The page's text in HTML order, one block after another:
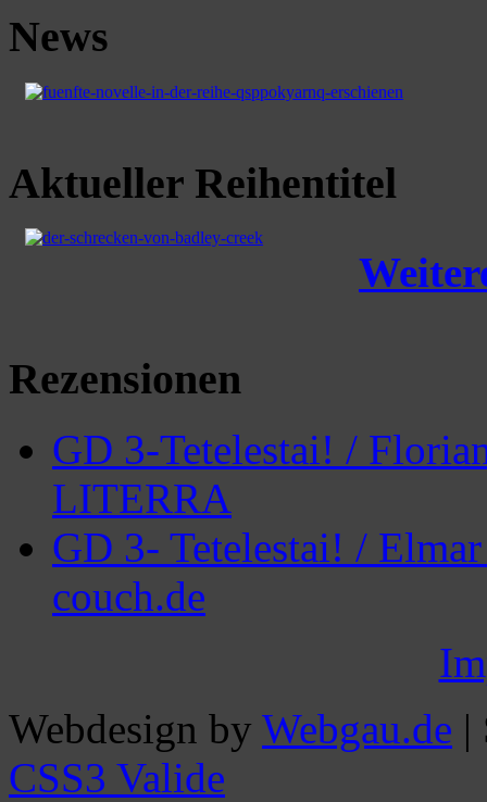
News
Aktueller Reihentitel
Rezensionen
GD 3-Tetelestai! /
LITERRA
GD 3- Tetelestai! /
couch.de
Webdesign by Webgau.de |
CSS3 Valide